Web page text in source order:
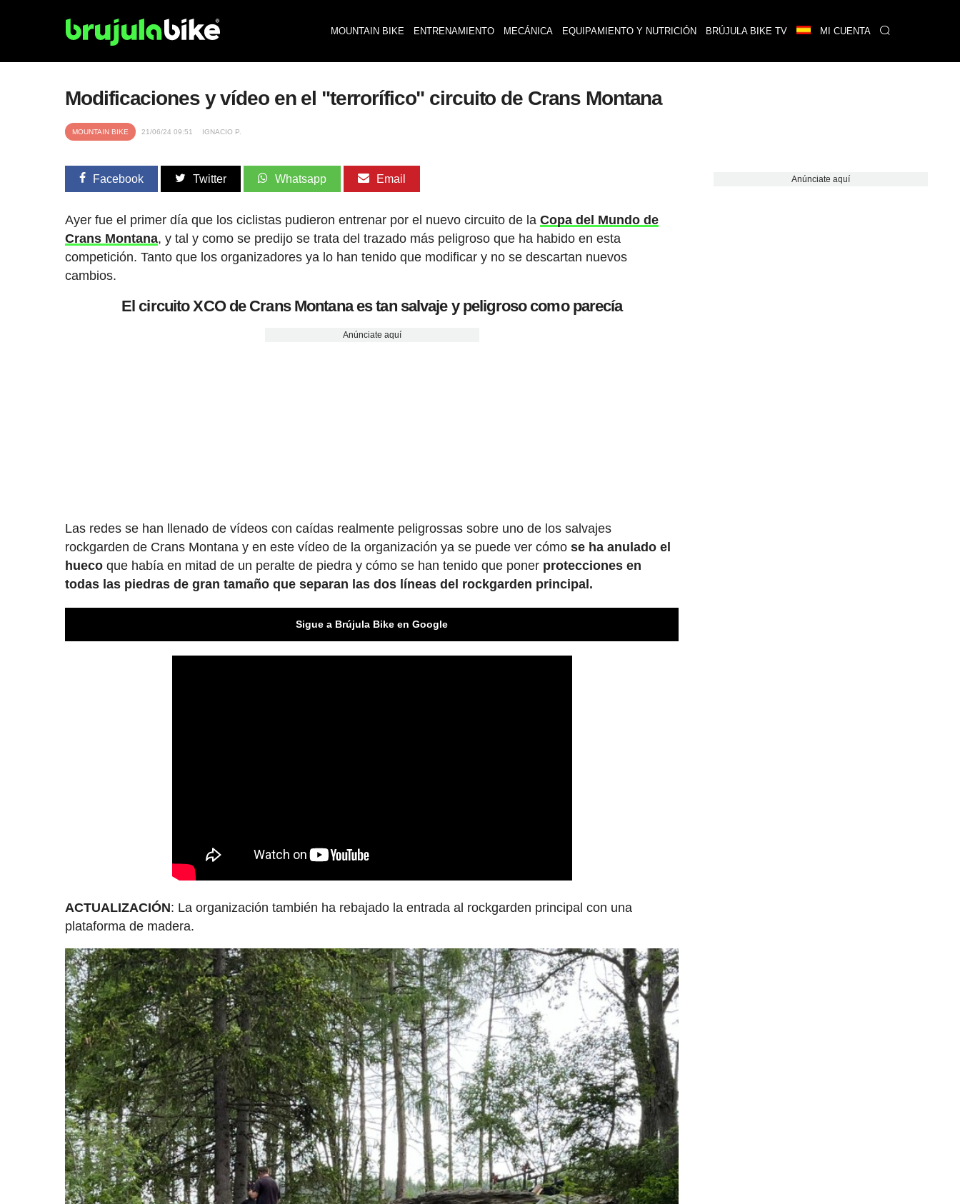
MOUNTAIN BIKE ENTRENAMIENTO MECÁNICA EQUIPAMIENTO Y NUTRICIÓN BRÚJULA BIKE TV MI CUENTA
Modificaciones y vídeo en el "terrorífico" circuito de Crans Montana
MOUNTAIN BIKE 21/06/24 09:51 IGNACIO P.
Facebook Twitter Whatsapp Email
Ayer fue el primer día que los ciclistas pudieron entrenar por el nuevo circuito de laCopa del Mundo de
Crans Montana, y tal y como se predijo se trata del trazado más peligroso que ha habido en esta
competición. Tanto que los organizadores ya lo han tenido que modificar y no se descartan nuevos
cambios.
El circuito XCO de Crans Montana es tan salvaje y peligroso como parecía
Anúnciate aquí
Las redes se han llenado de vídeos con caídas realmente peligrossas sobre uno de los salvajes
rockgarden de Crans Montana y en este vídeo de la organización ya se puede ver cómo se ha anulado el
hueco que había en mitad de un peralte de piedra y cómo se han tenido que poner protecciones en
todas las piedras de gran tamaño que separan las dos líneas del rockgarden principal.
Sigue a Brújula Bike en Google
ACTUALIZACIÓN: La organización también ha rebajado la entrada al rockgarden principal con una
plataforma de madera.
Anúnciate aquí